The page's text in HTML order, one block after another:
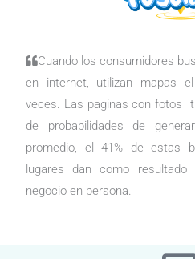
Cuando los consumidores
en internet, utilizan mapas
veces. Las paginas con fotos
de probabilidades de
promedio, el 41% de estas
lugares dan como resultado
negocio en persona.